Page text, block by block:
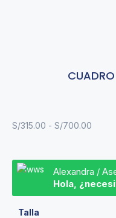
S/315.00 - S/700.00
Alexandra /
Hola,
Talla